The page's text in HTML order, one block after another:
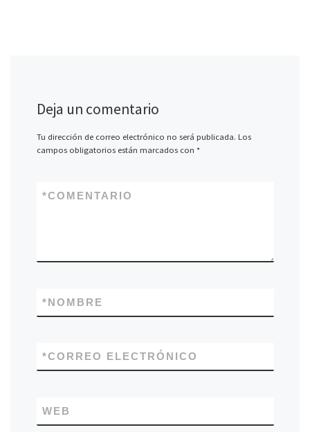
Deja un comentario
Tu dirección de correo electrónico no será publicada. Los
campos obligatorios están marcados con *
COMENTARIO
*
NOMBRE
*
CORREO ELECTRÓNICO
*
WEB